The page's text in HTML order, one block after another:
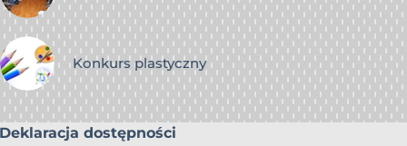
Konkurs plastyczny
Deklaracja dostępności